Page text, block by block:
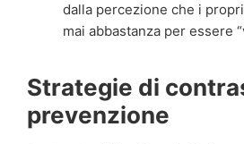
dalla percezione che i
mai abbastanza per essere
Strategie di
prevenzione